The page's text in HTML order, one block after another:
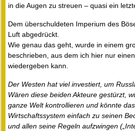
in die Augen zu streuen – quasi ein
Dem überschuldeten Imperium des
Luft abgedrückt.
Wie genau das geht, wurde in einem
beschrieben, aus dem ich hier nur
wiedergeben kann.
Der Westen hat viel investiert, um
Wären diese beiden Akteure gestürzt,
ganze Welt kontrollieren und könnte
Wirtschaftssystem einfach zu seinen
und allen seine Regeln aufzwingen